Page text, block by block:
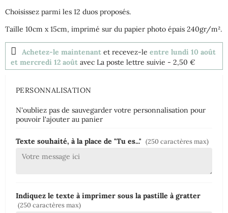
Choisissez parmi les 12 duos proposés.
Taille 10cm x 15cm, imprimé sur du papier photo épais 240gr/m².
Achetez-le maintenant et recevez-le entre lundi 10 août
et mercredi 12 août avec La poste lettre suivie - 2,50 €
PERSONNALISATION
N'oubliez pas de sauvegarder votre personnalisation pour
pouvoir l'ajouter au panier
Texte souhaité, à la place de "Tu es..." (250 caractères max)
Indiquez le texte à imprimer sous la pastille à gratter
(250 caractères max)